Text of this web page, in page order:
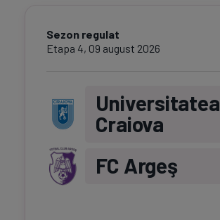
Sezon regulat
Etapa 4, 09 august 2026
Universitatea
Craiova
FC Argeş